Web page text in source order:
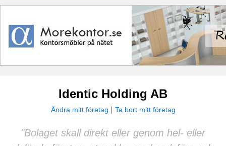
Identic Holding AB
Ändra mitt företag Ta bort mitt företag
"Bolaget skall direkt eller genom hel- eller